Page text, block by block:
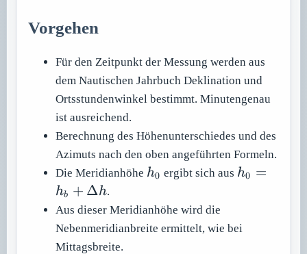
Vorgehen
Für den Zeitpunkt der Messung werden aus
dem Nautischen Jahrbuch Deklination und
Ortsstundenwinkel bestimmt. Minutengenau
ist ausreichend.
Berechnung des Höhenunterschiedes und des
Azimuts nach den oben angeführten Formeln.
Die Meridianhöhe h_0
h0 ergibt sich aus h_0 =
h
h0 =
hb + Δh.
Aus dieser Meridianhöhe wird die
Nebenmeridianbreite ermittelt, wie bei
Mittagsbreite.